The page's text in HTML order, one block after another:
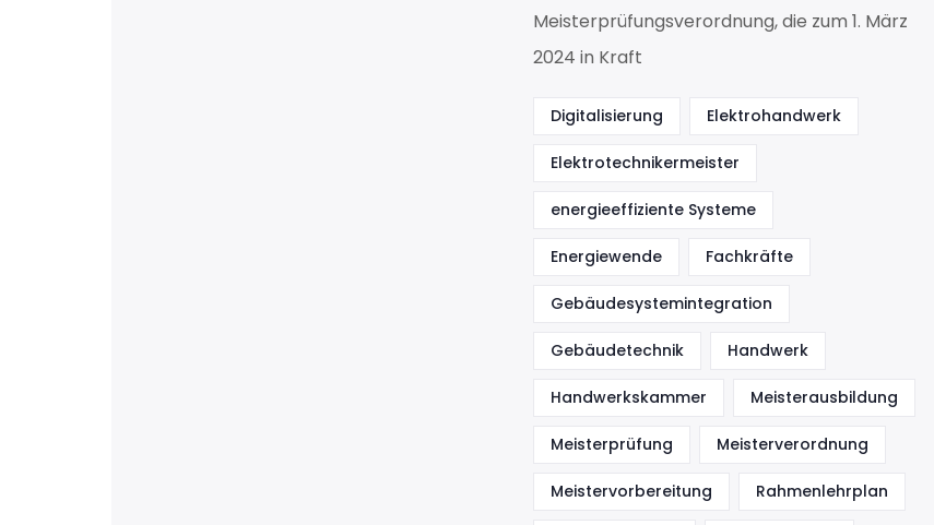
Meisterprüfungsverordnung, die zum 1. März
2024 in Kraft
Digitalisierung Elektrohandwerk
Elektrotechnikermeister
energieeffiziente Systeme
Energiewende Fachkräfte
Gebäudesystemintegration
Gebäudetechnik Handwerk
Handwerkskammer Meisterausbildung
Meisterprüfung Meisterverordnung
Meistervorbereitung Rahmenlehrplan